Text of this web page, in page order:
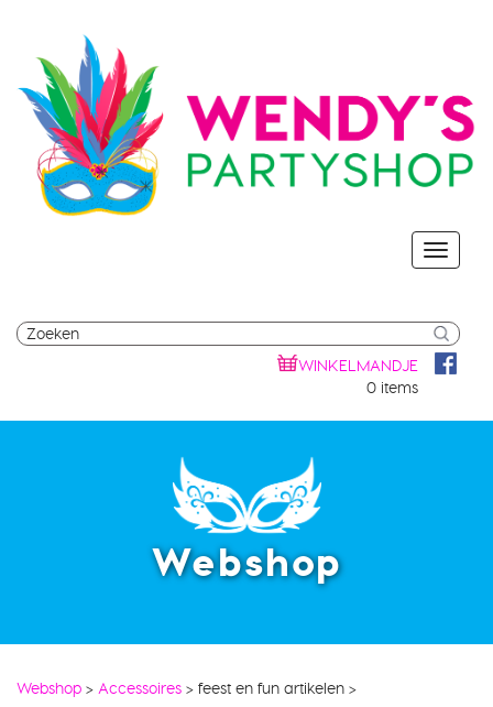
WINKELMANDJE
0 items
Webshop
Webshop > Accessoires > feest en fun artikelen >